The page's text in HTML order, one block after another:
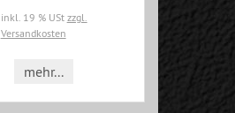
inkl. 19 % USt zzgl.
Versandkosten
mehr...